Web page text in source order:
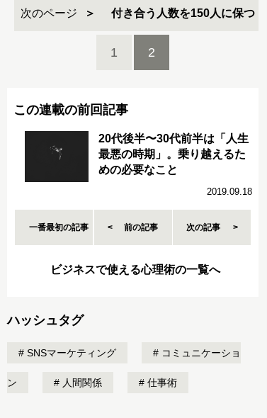
次のページ 付き合う人数を150人に保つ
1 2
この連載の前回記事
20代後半〜30代前半は「人生
最悪の時期」。乗り越えるた
めの必要なこと
2019.09.18
一番最初の記事 前の記事 次の記事
ビジネスで使える心理術の一覧へ
ハッシュタグ
SNSマーケティング コミュニケーショ
ン 人間関係 仕事術